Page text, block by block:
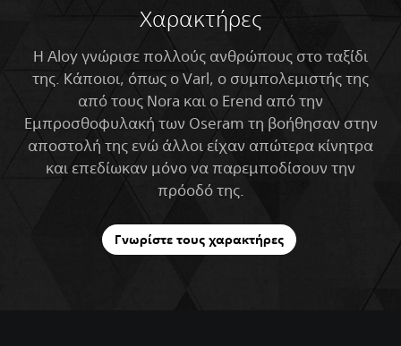
Χαρακτήρες
Η Aloy γνώρισε πολλούς ανθρώπους στο ταξίδι
της. Κάποιοι, όπως o Varl, ο συμπολεμιστής της
από τους Nora και ο Erend από την
Εμπροσθοφυλακή των Oseram τη βοήθησαν στην
αποστολή της ενώ άλλοι είχαν απώτερα κίνητρα
και επεδίωκαν μόνο να παρεμποδίσουν την
πρόοδό της.
Γνωρίστε τους χαρακτήρες